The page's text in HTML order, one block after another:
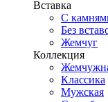
Вставка
С
Без
Жемчуг
Коллекция
Классика
Мужская